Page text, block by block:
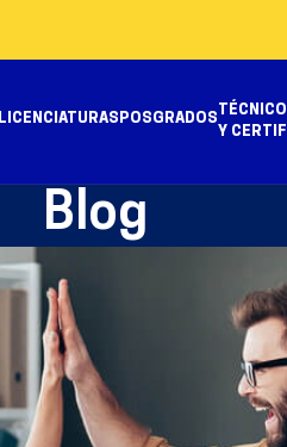
LICENCIATURAS POSGRADOS
Y
Blog